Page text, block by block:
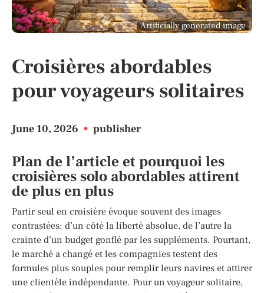
Artificially generated image
Croisières abordables
pour voyageurs solitaires
June 10, 2026 • publisher
Plan de l’article et pourquoi les
croisières solo abordables attirent
de plus en plus
Partir seul en croisière évoque souvent des images
contrastées: d’un côté la liberté absolue, de l’autre la
crainte d’un budget gonflé par les suppléments. Pourtant,
le marché a changé et les compagnies testent des
formules plus souples pour remplir leurs navires et attirer
une clientèle indépendante. Pour un voyageur solitaire,